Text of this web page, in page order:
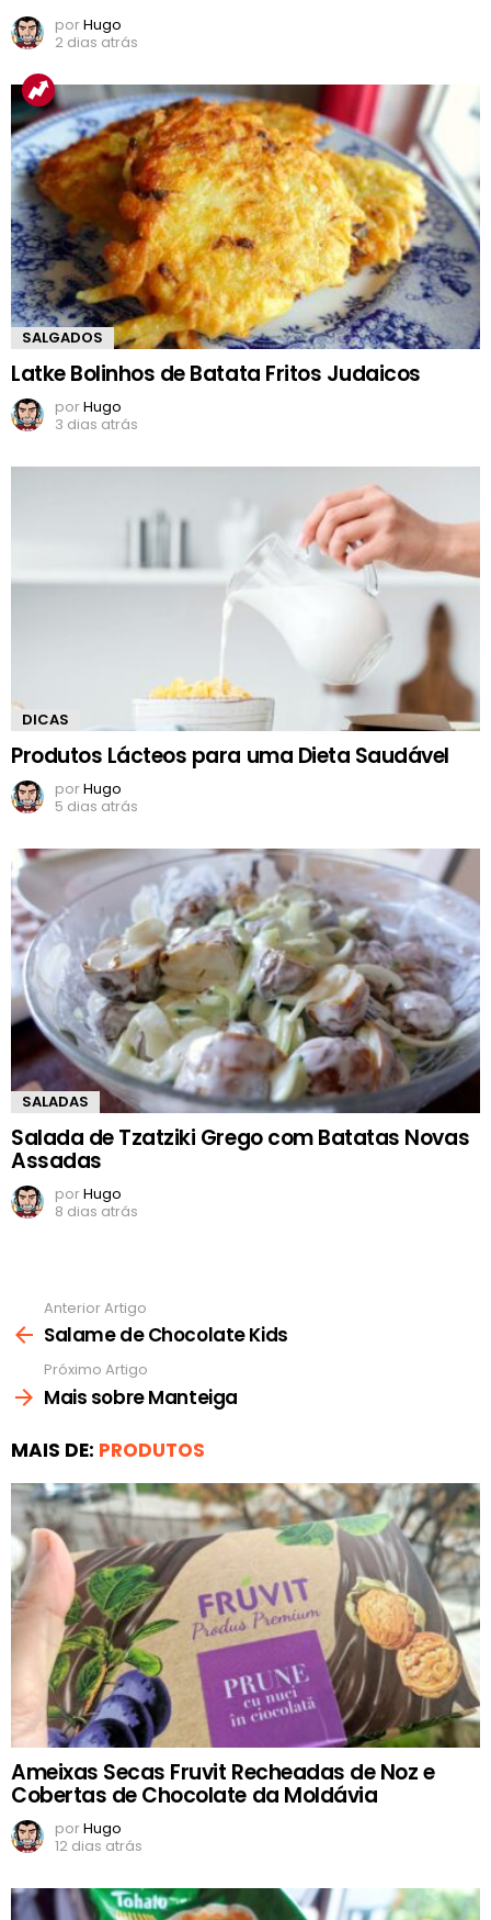
porHugo
2 dias atrás
SALGADOS
Latke Bolinhos de Batata Fritos Judaicos
porHugo
3 dias atrás
DICAS
Produtos Lácteos para uma Dieta Saudável
porHugo
5 dias atrás
SALADAS
Salada de Tzatziki Grego com Batatas Novas
Assadas
porHugo
8 dias atrás
mais
Anterior Artigo
Salame de Chocolate Kids
Próximo Artigo
Mais sobre Manteiga
MAIS DE: PRODUTOS
Ameixas Secas Fruvit Recheadas de Noz e
Cobertas de Chocolate da Moldávia
porHugo
12 dias atrás